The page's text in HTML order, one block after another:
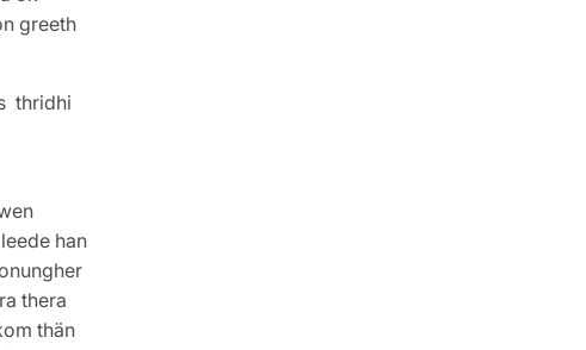
greeth
thridhi
han
thera
thän